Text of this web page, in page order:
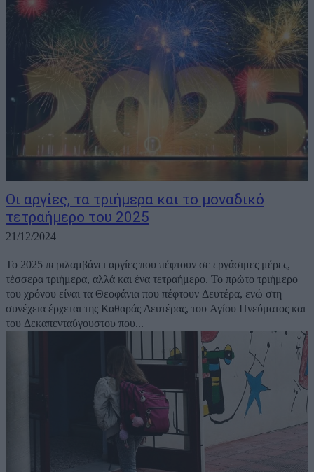
Οι αργίες, τα τριήμερα και το μοναδικό
τετραήμερο του 2025
21/12/2024
To 2025 περιλαμβάνει αργίες που πέφτουν σε εργάσιμες μέρες,
τέσσερα τριήμερα, αλλά και ένα τετραήμερο. Το πρώτο τριήμερο
του χρόνου είναι τα Θεοφάνια που πέφτουν Δευτέρα, ενώ στη
συνέχεια έρχεται της Καθαράς Δευτέρας, του Αγίου Πνεύματος και
του Δεκαπενταύγουστου που...